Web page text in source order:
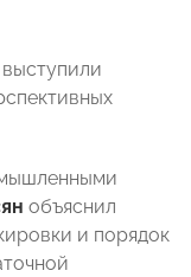
объяснил
и порядок